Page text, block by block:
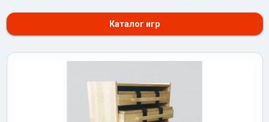
Каталог игр